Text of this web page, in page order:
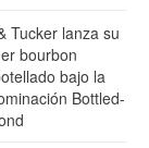
Tucker lanza su
bourbon
bajo la
Bottled-